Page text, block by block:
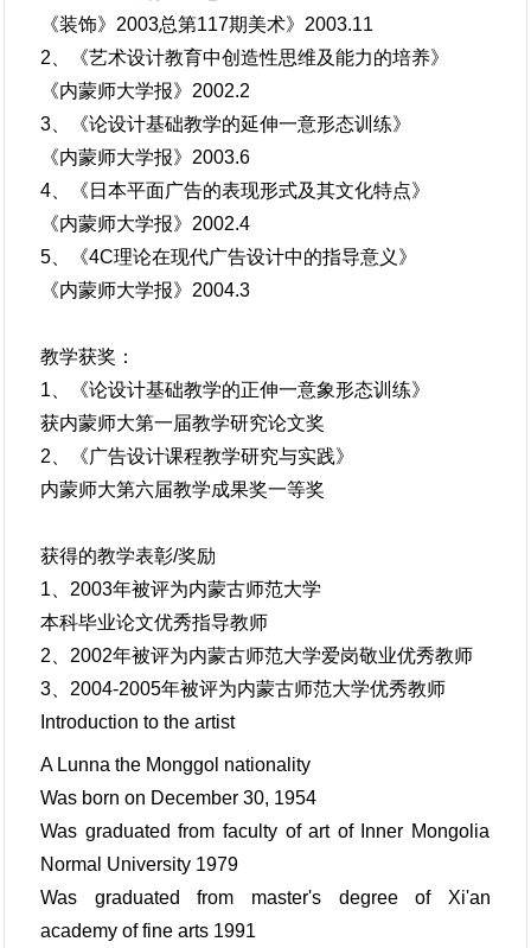
《装饰》2003总第117期美术》2003.11
2、《艺术设计教育中创造性思维及能力的培养》
《内蒙师大学报》2002.2
3、《论设计基础教学的延伸一意形态训练》
《内蒙师大学报》2003.6
4、《日本平面广告的表现形式及其文化特点》
《内蒙师大学报》2002.4
5、《4C理论在现代广告设计中的指导意义》
《内蒙师大学报》2004.3
教学获奖：
1、《论设计基础教学的正伸一意象形态训练》
获内蒙师大第一届教学研究论文奖
2、《广告设计课程教学研究与实践》
内蒙师大第六届教学成果奖一等奖
获得的教学表彰/奖励
1、2003年被评为内蒙古师范大学
本科毕业论文优秀指导教师
2、2002年被评为内蒙古师范大学爱岗敬业优秀教师
3、2004-2005年被评为内蒙古师范大学优秀教师
Introduction to the artist
A Lunna the Monggol nationality
Was born on December 30, 1954
Was graduated from faculty of art of Inner Mongolia
Normal University 1979
Was graduated from master's degree of Xi'an
academy of fine arts 1991